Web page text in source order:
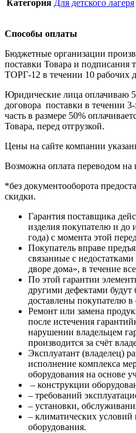
Категория Для детского лагеря
Способы оплаты
Бюджетные организации
поставки Товара и подписания
ТОРГ-12 в течении 10 рабочих
Юридические лица оплачиваю
договора поставки в течении
часть в размере 50%
Товара, перед отгрузкой.
Цены на сайте компании
Возможна оплата переводом
*без документооборота
скидки.
Гарантия поставщика
изделия покупателю и до
года) с момента этой
Покупатель вправе
связанные с
дворе дома», в течение
По этой гарантии
другими дефектами будут
доставлены покупателю
Ремонт или замена
после истечения
нарушении владельцем
производится за счёт
Эксплуатант (владелец)
исполнение комплекса
оборудования на основе
– конструкции
– требований
– установки,
– климатических условий
оборудования.